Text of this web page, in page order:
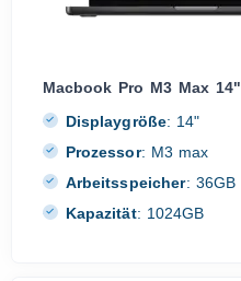
Macbook Pro M3 Max 14"
Displaygröße: 14"
Prozessor: M3 max
Arbeitsspeicher: 36GB
Kapazität: 1024GB